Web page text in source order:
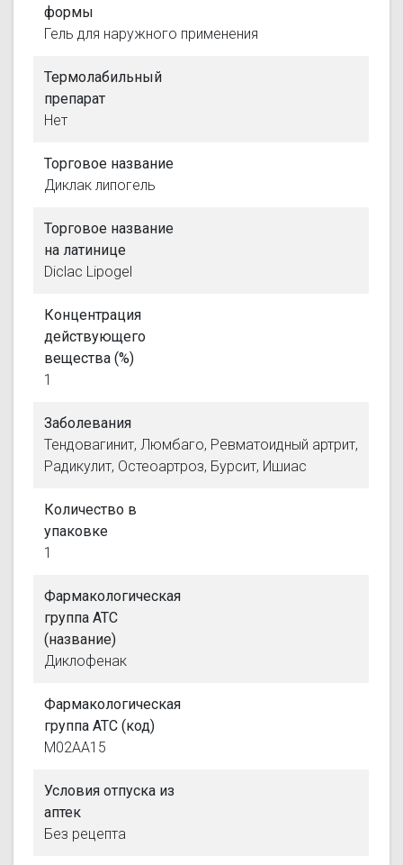
формы
Гель для наружного применения
Термолабильный
препарат
Нет
Торговое название
Диклак липогель
Торговое название
на латинице
Diclac Lipogel
Концентрация
действующего
вещества (%)
1
Заболевания
Тендовагинит, Люмбаго, Ревматоидный артрит,
Радикулит, Остеоартроз, Бурсит, Ишиас
Количество в
упаковке
1
Фармакологическая
группа АТС
(название)
Диклофенак
Фармакологическая
группа АТС (код)
M02AA15
Условия отпуска из
аптек
Без рецепта